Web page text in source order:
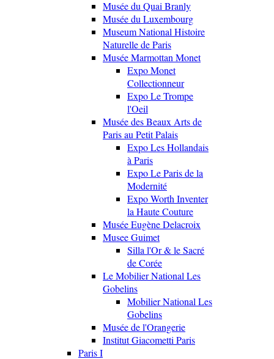
Musée du Quai Branly
Musée du Luxembourg
Museum National Histoire
Naturelle de Paris
Musée Marmottan Monet
Expo Monet
Collectionneur
Expo Le Trompe
l'Oeil
Musée des Beaux Arts de
Paris au Petit Palais
Expo Les Hollandais
à Paris
Expo Le Paris de la
Modernité
Expo Worth Inventer
la Haute Couture
Musée Eugène Delacroix
Musee Guimet
Silla l'Or & le Sacré
de Corée
Le Mobilier National Les
Gobelins
Mobilier National Les
Gobelins
Musée de l'Orangerie
Institut Giacometti Paris
Paris I